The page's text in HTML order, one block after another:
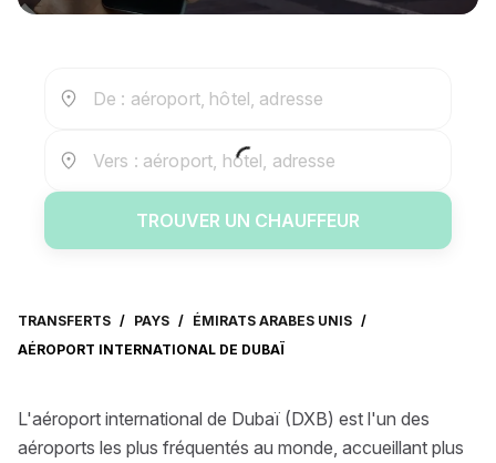
De : aéroport, hôtel, adresse
Vers : aéroport, hôtel, adresse
TROUVER UN CHAUFFEUR
TRANSFERTS / PAYS / ÉMIRATS ARABES UNIS /
AÉROPORT INTERNATIONAL DE DUBAÏ
L'aéroport international de Dubaï (DXB) est l'un des
aéroports les plus fréquentés au monde, accueillant plus